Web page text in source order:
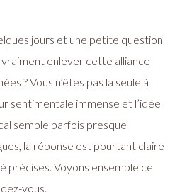
jours et une petite question
enlever cette alliance
? Vous n’êtes pas la seule à
sentimentale immense et l’idée
semble parfois presque
la réponse est pourtant claire
précises. Voyons ensemble ce
vous.